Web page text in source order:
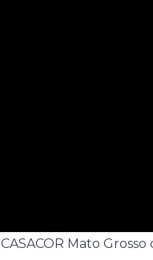
CASACOR Mato Grosso